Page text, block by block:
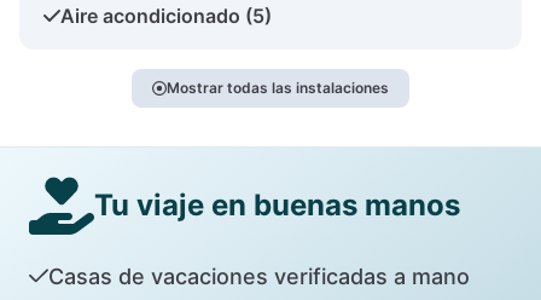
Aire acondicionado (5)
Mostrar todas las instalaciones
Tu viaje en buenas manos
Casas de vacaciones verificadas a mano